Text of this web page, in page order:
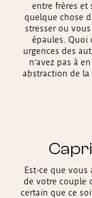
entre frères et
quelque chose
stresser ou
épaules. Quoi
urgences des
n’avez pas à
abstraction de la
Est-ce que vous
de votre couple
certain que ce